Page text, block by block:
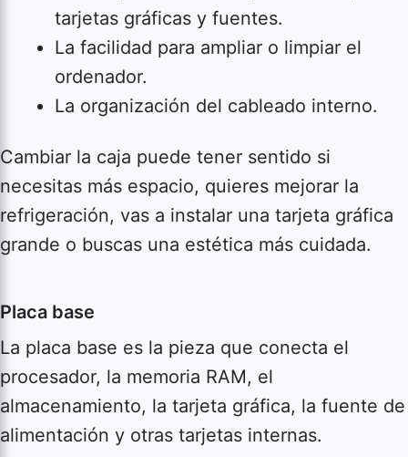
tarjetas gráficas y fuentes.
La facilidad para ampliar o limpiar el
ordenador.
La organización del cableado interno.
Cambiar la caja puede tener sentido si
necesitas más espacio, quieres mejorar la
refrigeración, vas a instalar una tarjeta gráfica
grande o buscas una estética más cuidada.
Placa base
La placa base es la pieza que conecta el
procesador, la memoria RAM, el
almacenamiento, la tarjeta gráfica, la fuente de
alimentación y otras tarjetas internas.